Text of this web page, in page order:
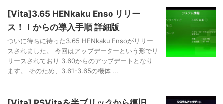
[Vita]3.65 HENkaku Enso リリー
ス！！からの導入手順 詳細版
ついに待ちに待った3.65 HENkaku Ensoがリリー
スされました。 今回はアップデーターという形でリ
リースされており 3.60からのアップデートとなり
ます。 そのため、3.61-3.65の機体 ...